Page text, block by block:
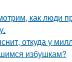
как люди
откуда у
избушкам?